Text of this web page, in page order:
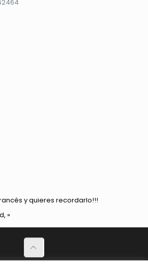
y quieres recordarlo!!!
»